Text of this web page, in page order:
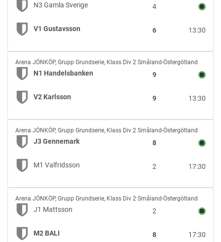
Gamla
Sverige
vs
V1
N3 Gamla Sverige 4
V1 Gustavsson 13:30
6
N1
Handelsbanken
vs
V2
Karlsson
Arena JÖNKÖP, Grupp Grundserie, Klass Div 2 Småland-Östergötland
N1 Handelsbanken 9
V2 Karlsson 13:30
9
J3
Gennemark
vs
M1
Valfridsson
Arena JÖNKÖP, Grupp Grundserie, Klass Div 2 Småland-Östergötland
J3 Gennemark 8
M1 Valfridsson 17:30
2
J1
Mattsson
vs
M2
BALI
Arena JÖNKÖP, Grupp Grundserie, Klass Div 2 Småland-Östergötland
J1 Mattsson 2
M2 BALI 17:30
8